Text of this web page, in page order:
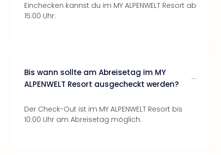
Einchecken kannst du im MY ALPENWELT Resort ab
15:00 Uhr.
Bis wann sollte am Abreisetag im MY
ALPENWELT Resort ausgecheckt werden?
Der Check-Out ist im MY ALPENWELT Resort bis
10:00 Uhr am Abreisetag möglich.